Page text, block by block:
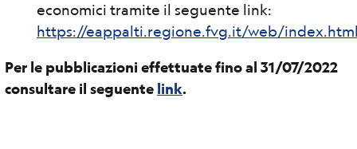
economici tramite il seguente link:
https://eappalti.regione.fvg.it/web/
Per le pubblicazioni effettuate fino al 31/07/2022
consultare il seguente link.